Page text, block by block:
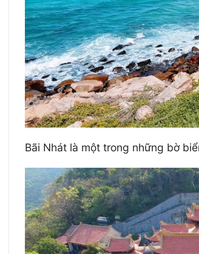
Bãi Nhát là một trong những bờ